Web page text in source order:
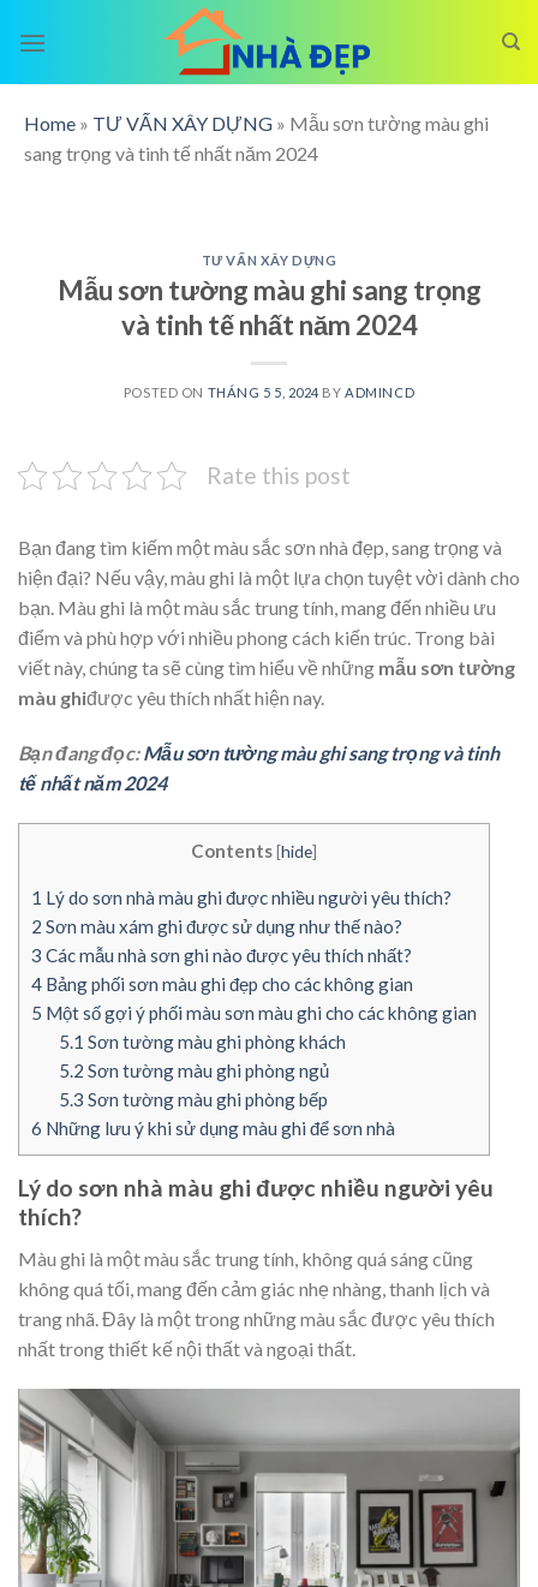
Home » TƯ VẤN XÂY DỰNG » Mẫu sơn tường màu ghi
sang trọng và tinh tế nhất năm 2024
TƯ VẤN XÂY DỰNG
Mẫu sơn tường màu ghi sang trọng
và tinh tế nhất năm 2024
POSTED ON THÁNG 5 5, 2024 BYADMINCD
Rate this post
Bạn đang tìm kiếm một màu sắc sơn nhà đẹp, sang trọng và
hiện đại? Nếu vậy, màu ghi là một lựa chọn tuyệt vời dành cho
bạn. Màu ghi là một màu sắc trung tính, mang đến nhiều ưu
điểm và phù hợp với nhiều phong cách kiến trúc. Trong bài
viết này, chúng ta sẽ cùng tìm hiểu về những mẫu sơn tường
màu ghiđược yêu thích nhất hiện nay.
Bạn đang đọc:Mẫu sơn tường màu ghi sang trọng và tinh
tế nhất năm 2024
Contents[hide]
1 Lý do sơn nhà màu ghi được nhiều người yêu thích?
2 Sơn màu xám ghi được sử dụng như thế nào?
3 Các mẫu nhà sơn ghi nào được yêu thích nhất?
4 Bảng phối sơn màu ghi đẹp cho các không gian
5 Một số gợi ý phối màu sơn màu ghi cho các không gian
5.1 Sơn tường màu ghi phòng khách
5.2 Sơn tường màu ghi phòng ngủ
5.3 Sơn tường màu ghi phòng bếp
6 Những lưu ý khi sử dụng màu ghi để sơn nhà
Lý do sơn nhà màu ghi được nhiều người yêu
thích?
Màu ghi là một màu sắc trung tính, không quá sáng cũng
không quá tối, mang đến cảm giác nhẹ nhàng, thanh lịch và
trang nhã. Đây là một trong những màu sắc được yêu thích
nhất trong thiết kế nội thất và ngoại thất.